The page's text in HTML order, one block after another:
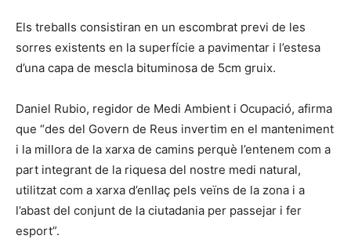
Els treballs consistiran en un escombrat previ de les
sorres existents en la superfície a pavimentar i l’estesa
d’una capa de mescla bituminosa de 5cm gruix.
Daniel Rubio, regidor de Medi Ambient i Ocupació, afirma
que “des del Govern de Reus invertim en el manteniment
i la millora de la xarxa de camins perquè l’entenem com a
part integrant de la riquesa del nostre medi natural,
utilitzat com a xarxa d’enllaç pels veïns de la zona i a
l’abast del conjunt de la ciutadania per passejar i fer
esport”.